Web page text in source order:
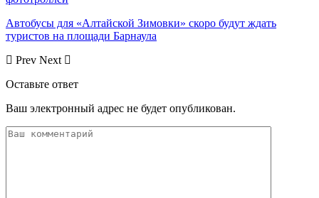
Автобусы для «Алтайской Зимовки» скоро будут ждать
туристов на площади Барнаула
Prev Next
Оставьте ответ
Ваш электронный адрес не будет опубликован.